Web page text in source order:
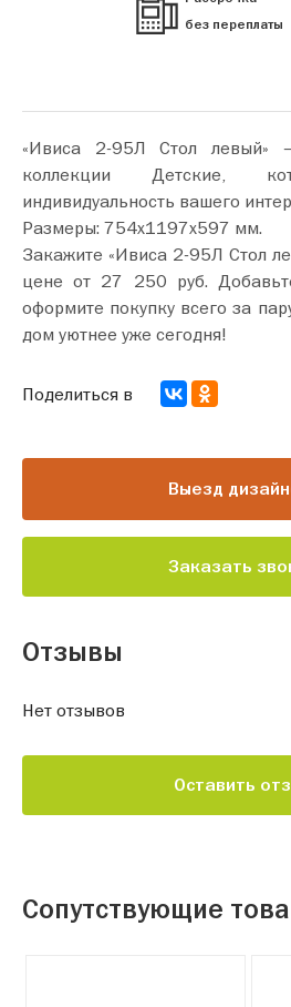
без переплаты
«Ивиса 2-95Л Стол левый»
коллекции Детские,
индивидуальность вашего
Размеры: 754х1197х597 мм.
Закажите «Ивиса 2-95Л Стол
цене от 27 250 руб. Добавьте товар в корзину и
оформите покупку всего за
дом уютнее уже сегодня!
Выезд
Заказать
Поделиться в
Отзывы
Нет отзывов
Оставить
Сопутствующие